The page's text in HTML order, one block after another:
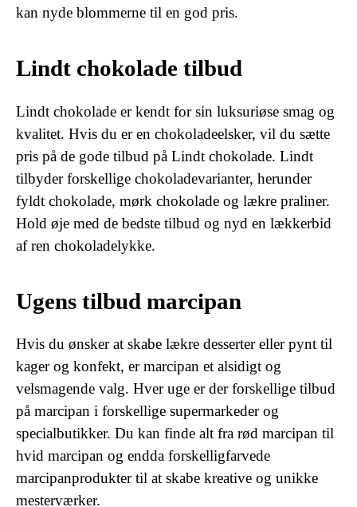
kan nyde blommerne til en god pris.
Lindt chokolade tilbud
Lindt chokolade er kendt for sin luksuriøse smag og
kvalitet. Hvis du er en chokoladeelsker, vil du sætte
pris på de gode tilbud på Lindt chokolade. Lindt
tilbyder forskellige chokoladevarianter, herunder
fyldt chokolade, mørk chokolade og lækre praliner.
Hold øje med de bedste tilbud og nyd en lækkerbid
af ren chokoladelykke.
Ugens tilbud marcipan
Hvis du ønsker at skabe lækre desserter eller pynt til
kager og konfekt, er marcipan et alsidigt og
velsmagende valg. Hver uge er der forskellige tilbud
på marcipan i forskellige supermarkeder og
specialbutikker. Du kan finde alt fra rød marcipan til
hvid marcipan og endda forskelligfarvede
marcipanprodukter til at skabe kreative og unikke
mesterværker.